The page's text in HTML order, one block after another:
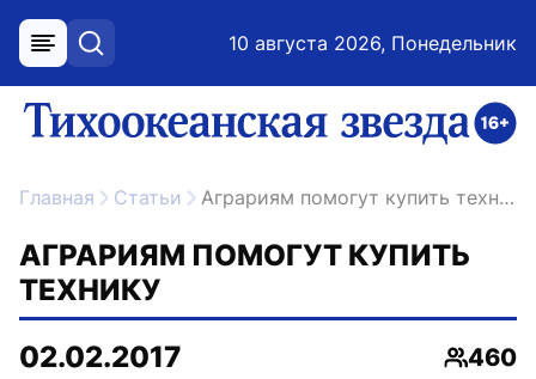
меню поиск 10 августа 2026, Понедельник
ссылка на главную
Главная Статьи Аграриям помогут купить технику
АГРАРИЯМ ПОМОГУТ КУПИТЬ
ТЕХНИКУ
02.02.2017
460